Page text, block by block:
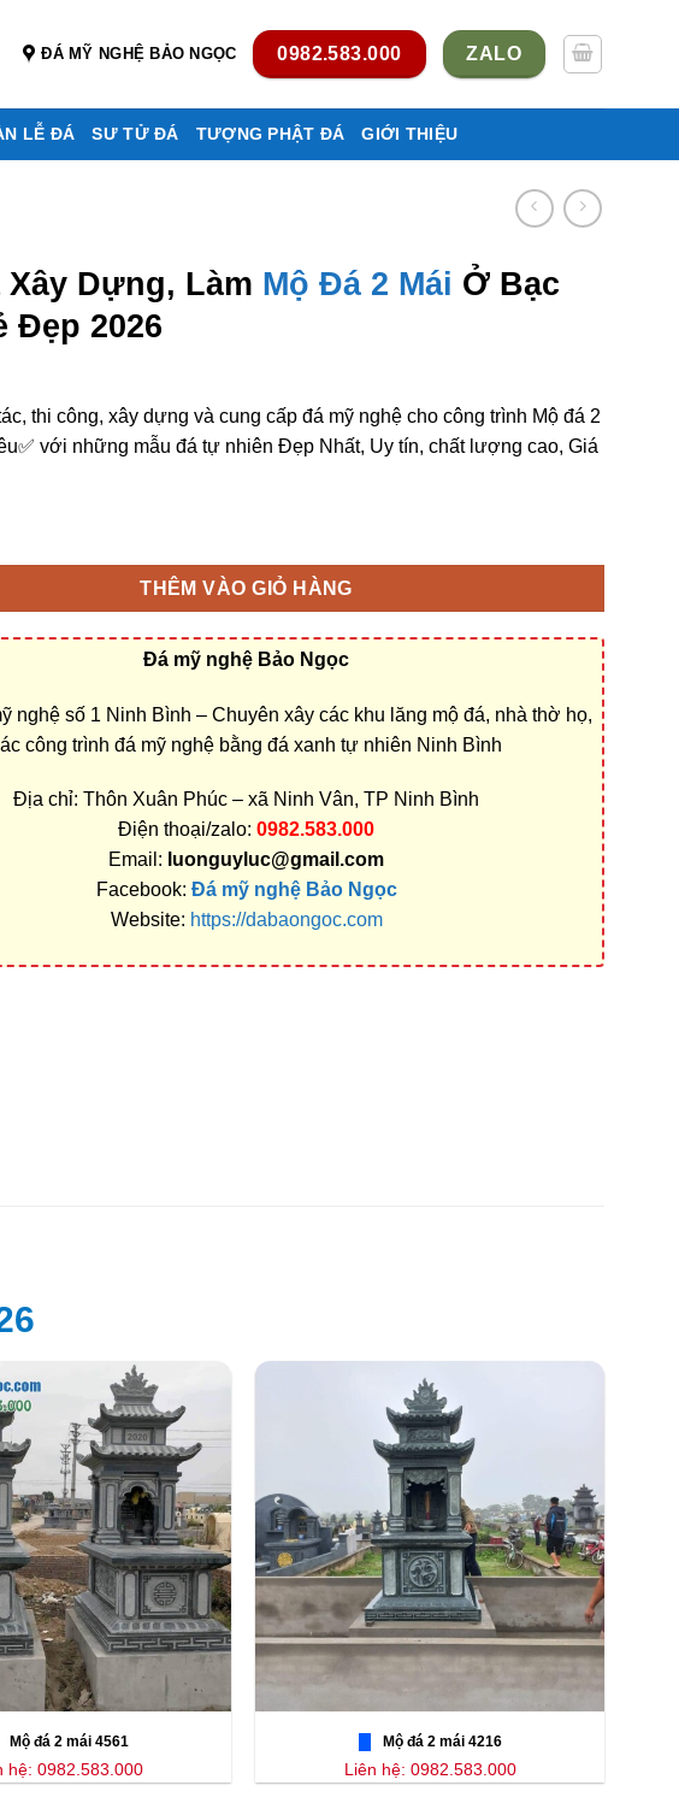
ĐÁ MỸ NGHỆ BẢO NGỌC 0982.583.000 ZALO
LỄ ĐÁ SƯ TỬ ĐÁ TƯỢNG PHẬT ĐÁ GIỚI THIỆU
Xây Dựng, Làm Mộ Đá 2 Mái Ở Bạc
Đẹp 2026
thi công, xây dựng và cung cấp đá mỹ nghệ cho công trình Mộ đá 2
với những mẫu đá tự nhiên Đẹp Nhất, Uy tín, chất lượng cao, Giá
làm Mộ đá 2 mái ở Bạc Liêu rẻ đẹp số lượng
THÊM VÀO GIỎ HÀNG
Đá mỹ nghệ Bảo Ngọc
nghệ số 1 Ninh Bình – Chuyên xây các khu lăng mộ đá, nhà thờ họ,
công trình đá mỹ nghệ bằng đá xanh tự nhiên Ninh Bình
Địa chỉ: Thôn Xuân Phúc – xã Ninh Vân, TP Ninh Bình
Điện thoại/zalo: 0982.583.000
Email: luonguyluc@gmail.com
Facebook: Đá mỹ nghệ Bảo Ngọc
Website: https://dabaongoc.com
Mộ đá 2 mái 4561
hệ: 0982.583.000
Mộ đá 2 mái 4216
Liên hệ: 0982.583.000